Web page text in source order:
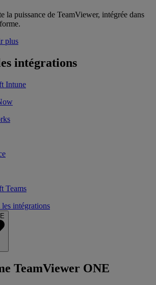
la puissance de TeamViewer, intégrée dans
plus
intégrations
Intune
Teams
intégrations
TeamViewer ONE